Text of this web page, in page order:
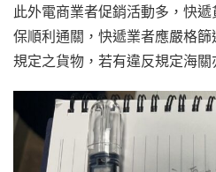
此外電商業者促銷活動多，快
保順利通關，快遞業者應嚴格
規定之貨物，若有違反規定海關